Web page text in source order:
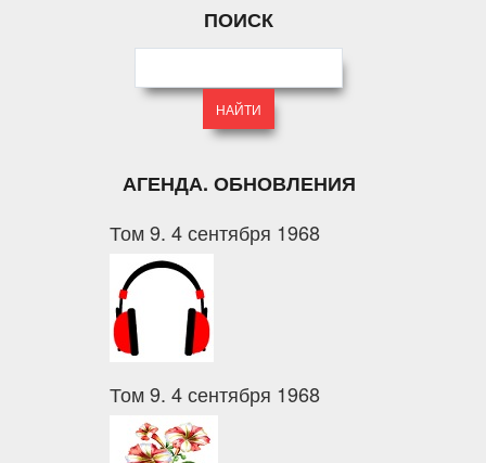
ПОИСК
АГЕНДА. ОБНОВЛЕНИЯ
Том 9. 4 сентября 1968
Том 9. 4 сентября 1968